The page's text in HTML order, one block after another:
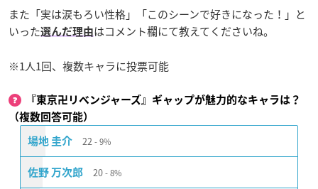
また「実は涙もろい性格」「このシーンで好きになった！」と
いった選んだ理由はコメント欄にて教えてくださいね。
※1人1回、複数キャラに投票可能
『東京卍リベンジャーズ』ギャップが魅力的なキャラは？
（複数回答可能）
場地 圭介 22 9%
佐野 万次郎 20 8%